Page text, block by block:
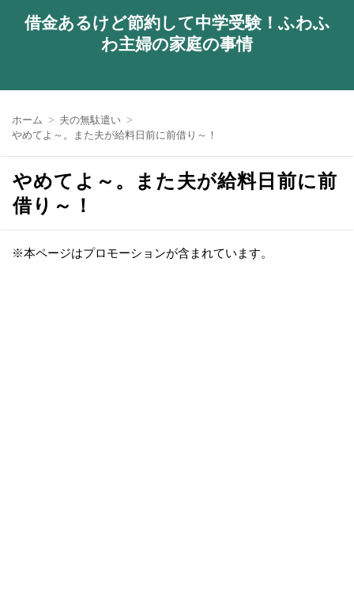
借金あるけど節約して中学受験！ふわふ
わ主婦の家庭の事情
ホーム
夫の無駄遣い
やめてよ～。また夫が給料日前に前借り～！
やめてよ～。また夫が給料日前に前
借り～！
※本ページはプロモーションが含まれています。